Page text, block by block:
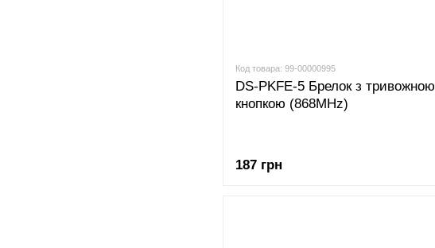
Код товара: 99-00000995
DS-PKFE-5 Брелок з тривожною
кнопкою (868MHz)
187 грн